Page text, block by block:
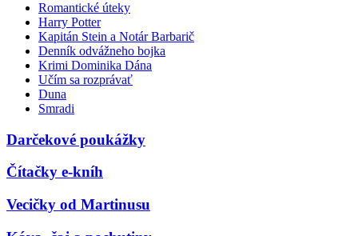
Romantické úteky
Harry Potter
Kapitán Stein a Notár Barbarič
Denník odvážneho bojka
Krimi Dominika Dána
Učím sa rozprávať
Duna
Smradi
Darčekové poukážky
Čítačky e-kníh
Vecičky od Martinusu